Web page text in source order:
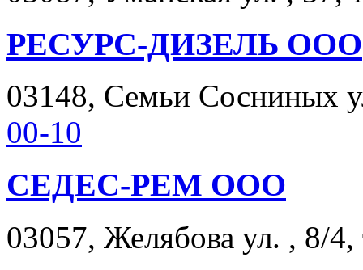
РЕСУРС-ДИЗЕЛЬ ООО
03148, Семьи Сосниных
00-10
СЕДЕС-РЕМ ООО
03057, Желябова ул. , 8/